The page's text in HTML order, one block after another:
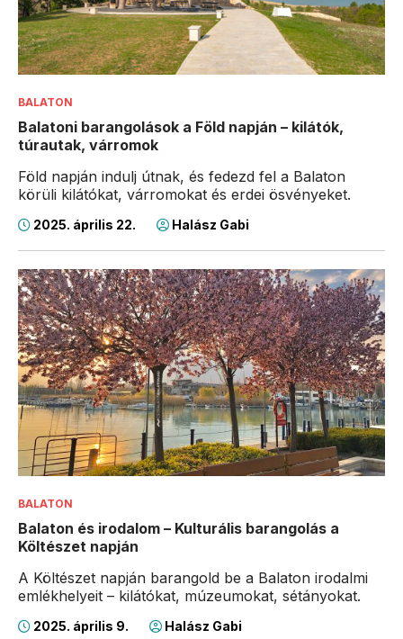
BALATON
Balatoni barangolások a Föld napján – kilátók,
túrautak, várromok
Föld napján indulj útnak, és fedezd fel a Balaton
körüli kilátókat, várromokat és erdei ösvényeket.
2025. április 22. Halász Gabi
BALATON
Balaton és irodalom – Kulturális barangolás a
Költészet napján
A Költészet napján barangold be a Balaton irodalmi
emlékhelyeit – kilátókat, múzeumokat, sétányokat.
2025. április 9. Halász Gabi